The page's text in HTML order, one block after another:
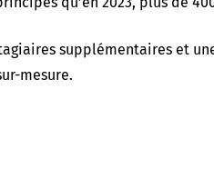
supplémentaires et
mesure.